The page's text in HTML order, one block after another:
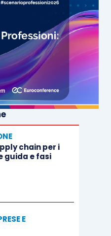
chain per i
guida e fasi
E